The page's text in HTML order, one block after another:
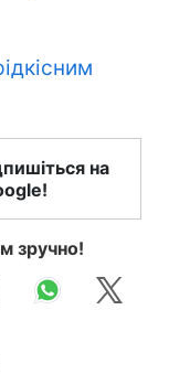
на
зручно!